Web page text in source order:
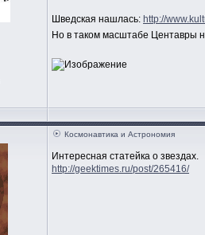
Шведская нашлась: http://
Но в таком масштабе Центавры
Космонавтика и Астрономия
Интересная статейка о звездах.
http://geektimes.ru/post/265416/